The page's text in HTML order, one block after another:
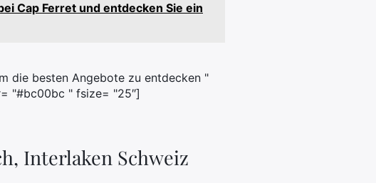
Cap Ferret und entdecken Sie ein
die besten Angebote zu entdecken "
"#bc00bc " fsize= "25″]
Interlaken Schweiz